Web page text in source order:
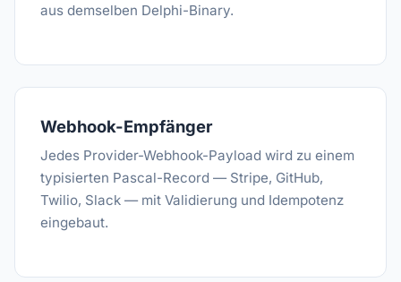
aus demselben Delphi-Binary.
Webhook-Empfänger
Jedes Provider-Webhook-Payload wird zu einem
typisierten Pascal-Record — Stripe, GitHub,
Twilio, Slack — mit Validierung und Idempotenz
eingebaut.